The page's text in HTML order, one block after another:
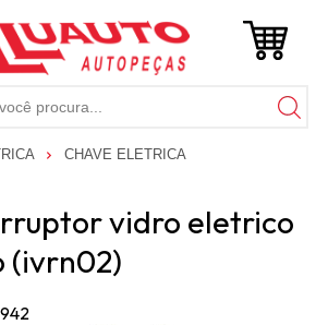
CHAVE ELETRICA
vidro eletrico
(ivrn02)